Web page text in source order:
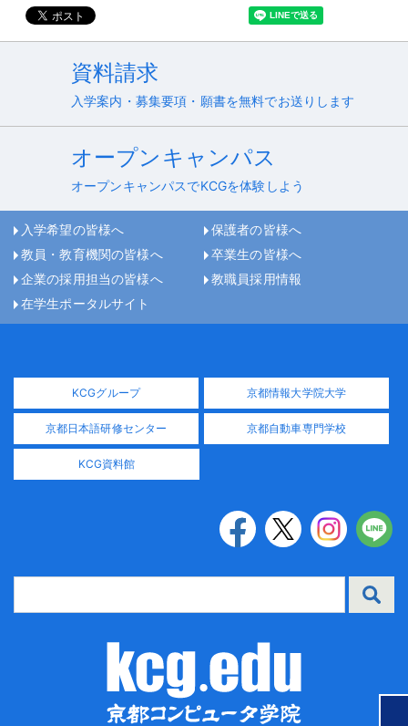
資料請求
入学案内・募集要項・願書を無料でお送りします
オープンキャンパス
オープンキャンパスでKCGを体験しよう
入学希望の皆様へ
保護者の皆様へ
教員・教育機関の皆様へ
卒業生の皆様へ
企業の採用担当の皆様へ
教職員採用情報
在学生ポータルサイト
KCGグループ 京都情報大学院大学
京都日本語研修センター 京都自動車専門学校
KCG資料館